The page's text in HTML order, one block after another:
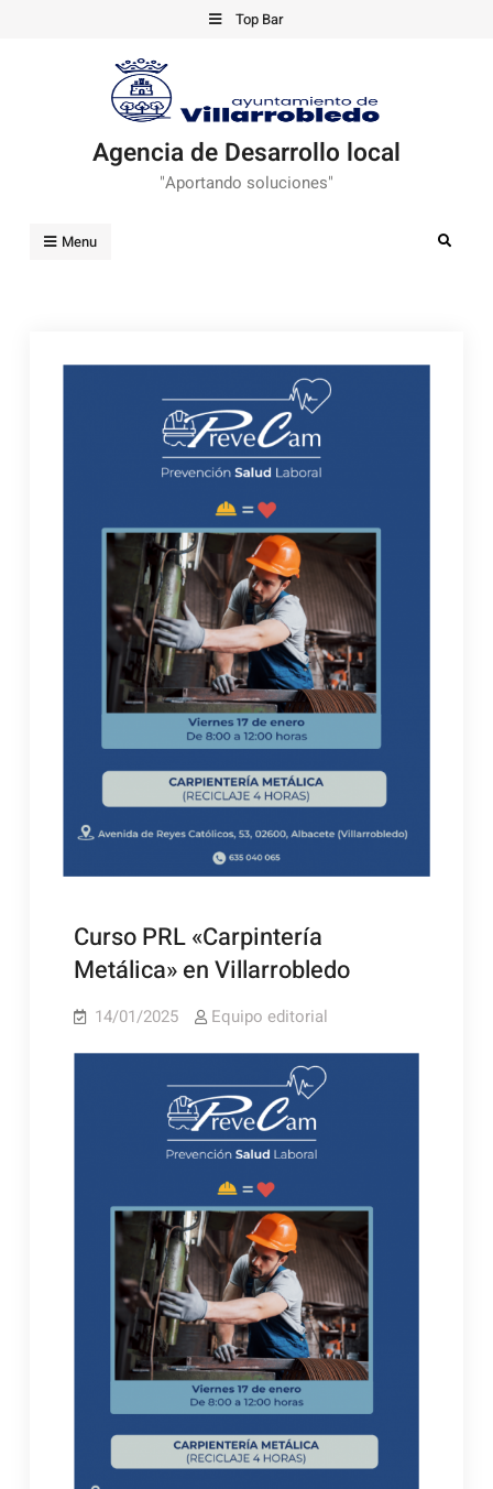
Top Bar
Agencia de Desarrollo local
"Aportando soluciones"
Menu Search
Curso PRL «Carpintería
Metálica» en Villarrobledo
14/01/2025 Equipo editorial